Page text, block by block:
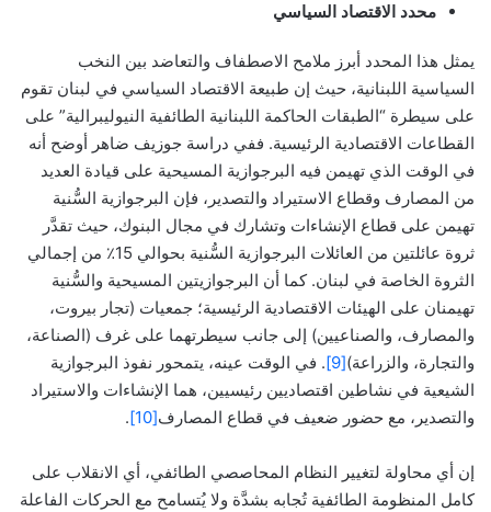
محدد الاقتصاد السياسي
يمثل هذا المحدد أبرز ملامح الاصطفاف والتعاضد بين النخب
السياسية اللبنانية، حيث إن طبيعة الاقتصاد السياسي في لبنان تقوم
على سيطرة “الطبقات الحاكمة اللبنانية الطائفية النيوليبرالية” على
القطاعات الاقتصادية الرئيسية. ففي دراسة جوزيف ضاهر أوضح أنه
في الوقت الذي تهيمن فيه البرجوازية المسيحية على قيادة العديد
من المصارف وقطاع الاستيراد والتصدير، فإن البرجوازية السُّنية
تهيمن على قطاع الإنشاءات وتشارك في مجال البنوك، حيث تقدَّر
ثروة عائلتين من العائلات البرجوازية السُّنية بحوالي 15٪ من إجمالي
الثروة الخاصة في لبنان. كما أن البرجوازيتين المسيحية والسُّنية
تهيمنان على الهيئات الاقتصادية الرئيسية؛ جمعيات (تجار بيروت،
والمصارف، والصناعيين) إلى جانب سيطرتهما على غرف (الصناعة،
والتجارة، والزراعة)[9]
. في الوقت عينه، يتمحور نفوذ البرجوازية
الشيعية في نشاطين اقتصاديين رئيسيين، هما الإنشاءات والاستيراد
والتصدير، مع حضور ضعيف في قطاع المصارف[10]
.
إن أي محاولة لتغيير النظام المحاصصي الطائفي، أي الانقلاب على
كامل المنظومة الطائفية تُجابه بشدَّة ولا يُتسامح مع الحركات الفاعلة